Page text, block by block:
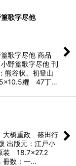
歌字尽他
歌字尽他 商品
野篁歌字尽他 刊
熊谷状、初登山
糎 47丁…
大橋重政 篠田行
出版元：江戸小
装 18.7×27.2
冊数：一…